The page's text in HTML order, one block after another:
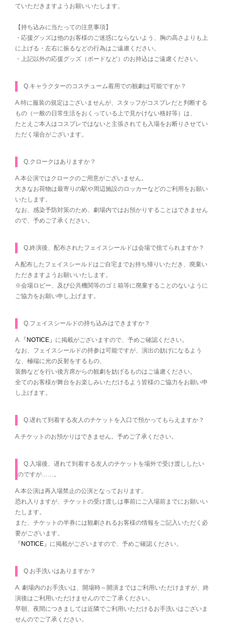
ていただきますようお願いいたします。
【持ち込みに当たっての注意事項】
・応援グッズは他のお客様のご迷惑にならないよう、胸の高さよりも上
に上げる・左右に振るなどの行為はご遠慮ください。
・上記以外の応援グッズ（ボードなど）のお持込はご遠慮ください。
Q.キャラクターのコスチューム着用での観劇は可能ですか？
A.特に服装の規定はございませんが、スタッフがコスプレだと判断する
もの（一般の日常生活をおくっている上で見かけない格好等）は、
たとえご本人はコスプレではないと主張されても入場をお断りさせてい
ただく場合がございます。
Q.クロークはありますか？
A.本公演ではクロークのご用意がございません。
大きなお荷物は最寄りの駅や周辺施設のロッカーなどのご利用をお願い
いたします。
なお、感染予防対策のため、劇場内ではお預かりすることはできません
ので、予めご了承ください。
Q.終演後、配布されたフェイスシールドは会場で捨てられますか？
A.配布したフェイスシールドはご自宅までお持ち帰りいただき、廃棄い
ただきますようお願いいたします。
※会場ロビー、及び公共機関等のゴミ箱等に廃棄することのないように
ご協力をお願い申し上げます。
Q.フェイスシールドの持ち込みはできますか？
A. 「NOTICE」 に掲載がございますので、予めご確認ください。
なお、フェイスシールドの持参は可能ですが、演出の妨げになるよう
な、極端に光の反射をするもの、
装飾などを行い後方席からの観劇を妨げるものはご遠慮ください。
全てのお客様が舞台をお楽しみいただけるよう皆様のご協力をお願い申
し上げます。
Q.遅れて到着する友人のチケットを入口で預かってもらえますか？
A.チケットのお預かりはできません。予めご了承ください。
Q.入場後、遅れて到着する友人のチケットを場外で受け渡ししたい
のですが……。
A.本公演は再入場禁止の公演となっております。
恐れ入りますが、チケットの受け渡しは事前にご入場前までにお願いい
たします。
また、チケットの半券には観劇されるお客様の情報をご記入いただく必
要がございます。
「NOTICE」 に掲載がございますので、予めご確認ください。
Q.お手洗いはありますか？
A. 劇場内のお手洗いは、開場時～開演まではご利用いただけますが、終
演後はご利用いただけませんのでご了承ください。
早朝、夜間につきましては近隣でご利用いただけるお手洗いはございま
せんのでご了承ください。